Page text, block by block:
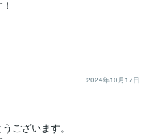
2024年10月17日
ございます。